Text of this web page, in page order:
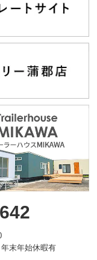
末年始休暇有